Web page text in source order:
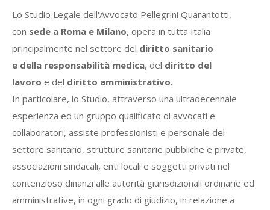
Lo Studio Legale dell'Avvocato Pellegrini Quarantotti,
con sede a Roma e Milano, opera in tutta Italia
principalmente nel settore del diritto sanitario
e della responsabilità medica, del diritto del
lavoro e del diritto amministrativo.
In particolare, lo Studio, attraverso una ultradecennale
esperienza ed un gruppo qualificato di avvocati e
collaboratori, assiste professionisti e personale del
settore sanitario, strutture sanitarie pubbliche e private,
associazioni sindacali, enti locali e soggetti privati nel
contenzioso dinanzi alle autorità giurisdizionali ordinarie ed
amministrative, in ogni grado di giudizio, in relazione a